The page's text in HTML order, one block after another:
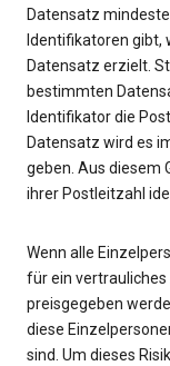
Datensatz
Identifikatoren gibt,
Datensatz erzielt.
bestimmten
Identifikator die
Datensatz wird es
geben. Aus diesem
ihrer Postleitzahl
Wenn alle
für ein
preisgegeben
diese
sind. Um dieses